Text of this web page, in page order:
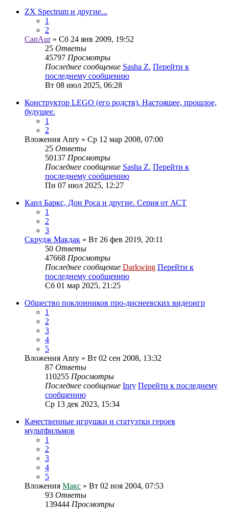
ZX Spectrum и другие...
1
2
CanAur» Сб 24 янв 2009, 19:52
25 Ответы
45797 Просмотры
Последнее сообщение Sasha Z. Перейти к
последнему сообщению
Вт 08 июл 2025, 06:28
Конструктор LEGO (его родств). Настоящее, прошлое,
будущее.
1
2
Вложения Anry » Ср 12 мар 2008, 07:00
25 Ответы
50137 Просмотры
Последнее сообщение Sasha Z. Перейти к
последнему сообщению
Пн 07 июл 2025, 12:27
Карл Баркс, Дон Роса и другие. Серия от АСТ
1
2
3
Скрудж Макдак » Вт 26 фев 2019, 20:11
50 Ответы
47668 Просмотры
Последнее сообщение Darkwing Перейти к
последнему сообщению
Сб 01 мар 2025, 21:25
Общество поклонников про-диснеевских видеоигр
1
2
3
4
5
Вложения Anry » Вт 02 сен 2008, 13:32
87 Ответы
110255 Просмотры
Последнее сообщение Inry Перейти к последнему
сообщению
Ср 13 дек 2023, 15:34
Качественные игрушки и статуэтки героев
мультфильмов
1
2
3
4
5
Вложения Макс » Вт 02 ноя 2004, 07:53
93 Ответы
139444 Просмотры